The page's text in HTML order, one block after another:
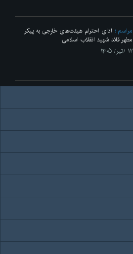
مراسم
ادای احترام هیئت‌های خارجی به پیکر
مطهر قائد شهید انقلاب اسلامی
۱۲ /تیر/ ۱۴۰۵